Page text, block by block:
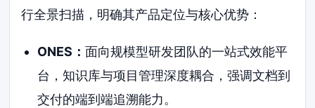
行全景扫描，明确其产品定位与核心优势：
ONES： 面向规模型研发团队的一站式效能平
台，知识库与项目管理深度耦合，强调文档到
交付的端到端追溯能力。